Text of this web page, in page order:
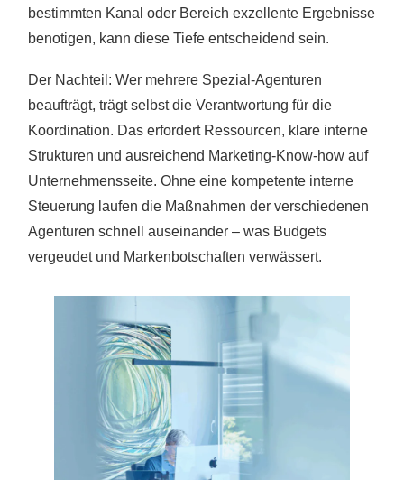
bestimmten Kanal oder Bereich exzellente Ergebnisse
benotigen, kann diese Tiefe entscheidend sein.
Der Nachteil: Wer mehrere Spezial-Agenturen
beaufträgt, trägt selbst die Verantwortung für die
Koordination. Das erfordert Ressourcen, klare interne
Strukturen und ausreichend Marketing-Know-how auf
Unternehmensseite. Ohne eine kompetente interne
Steuerung laufen die Maßnahmen der verschiedenen
Agenturen schnell auseinander – was Budgets
vergeudet und Markenbotschaften verwässert.